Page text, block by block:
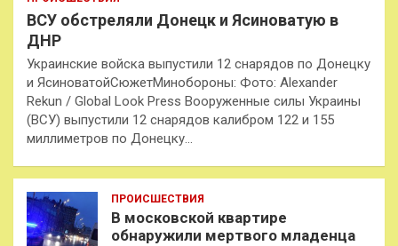
ВСУ обстреляли Донецк и Ясиноватую в
ДНР
Украинские войска выпустили 12 снарядов по Донецку
и ЯсиноватойСюжетМинобороны: Фото: Alexander
Rekun / Global Look Press Вооруженные силы Украины
(ВСУ) выпустили 12 снарядов калибром 122 и 155
миллиметров по Донецку…
ПРОИСШЕСТВИЯ
В московской квартире
обнаружили мертвого младенца